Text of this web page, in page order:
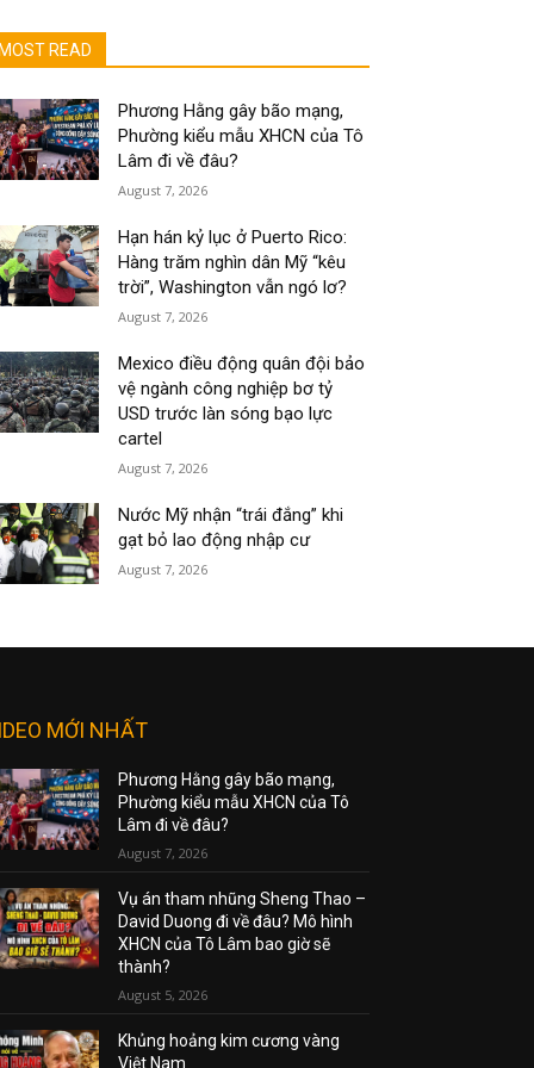
MOST READ
Phương Hằng gây bão mạng,
Phường kiểu mẫu XHCN của Tô
Lâm đi về đâu?
August 7, 2026
Hạn hán kỷ lục ở Puerto Rico:
Hàng trăm nghìn dân Mỹ “kêu
trời”, Washington vẫn ngó lơ?
August 7, 2026
Mexico điều động quân đội bảo
vệ ngành công nghiệp bơ tỷ
USD trước làn sóng bạo lực
cartel
August 7, 2026
Nước Mỹ nhận “trái đắng” khi
gạt bỏ lao động nhập cư
August 7, 2026
MỚI NHẤT
Phương Hằng gây bão mạng,
Phường kiểu mẫu XHCN của Tô
Lâm đi về đâu?
August 7, 2026
Vụ án tham nhũng Sheng Thao –
David Duong đi về đâu? Mô hình
XHCN của Tô Lâm bao giờ sẽ
thành?
August 5, 2026
Khủng hoảng kim cương vàng
Việt Nam